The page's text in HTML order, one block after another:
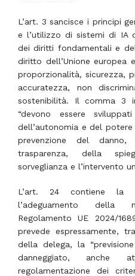
L’art. 3 sancisce i principi
e l’utilizzo di sistemi di IA
dei diritti fondamentali e
diritto dell’Unione europea
proporzionalità, sicurezza,
accuratezza, non
sostenibilità. Il comma 3
“devono essere
dell’autonomia e del
prevenzione del
trasparenza, della
sorveglianza e l’intervento
L’art. 24 contiene la
l’adeguamento della
Regolamento UE 2024/
prevede espressamente,
della delega, la
danneggiato, anche
regolamentazione dei